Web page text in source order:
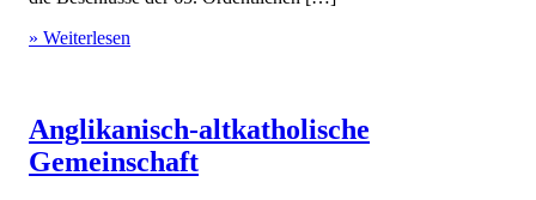
» Weiterlesen
Anglikanisch-altkatholische
Gemeinschaft